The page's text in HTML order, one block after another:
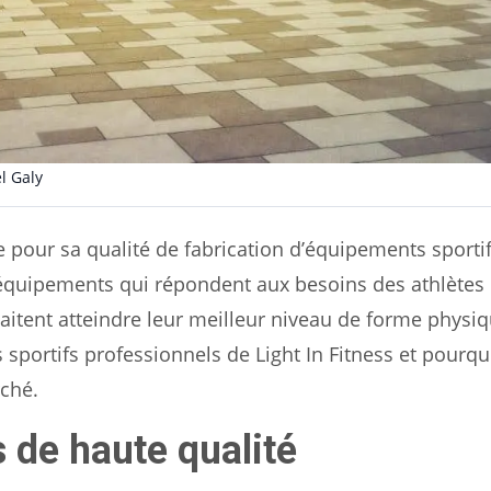
Galy
sa qualité de fabrication d’équipements
qui répondent aux besoins des athlètes
atteindre leur meilleur niveau de forme
professionnels de Light In Fitness et
haute qualité